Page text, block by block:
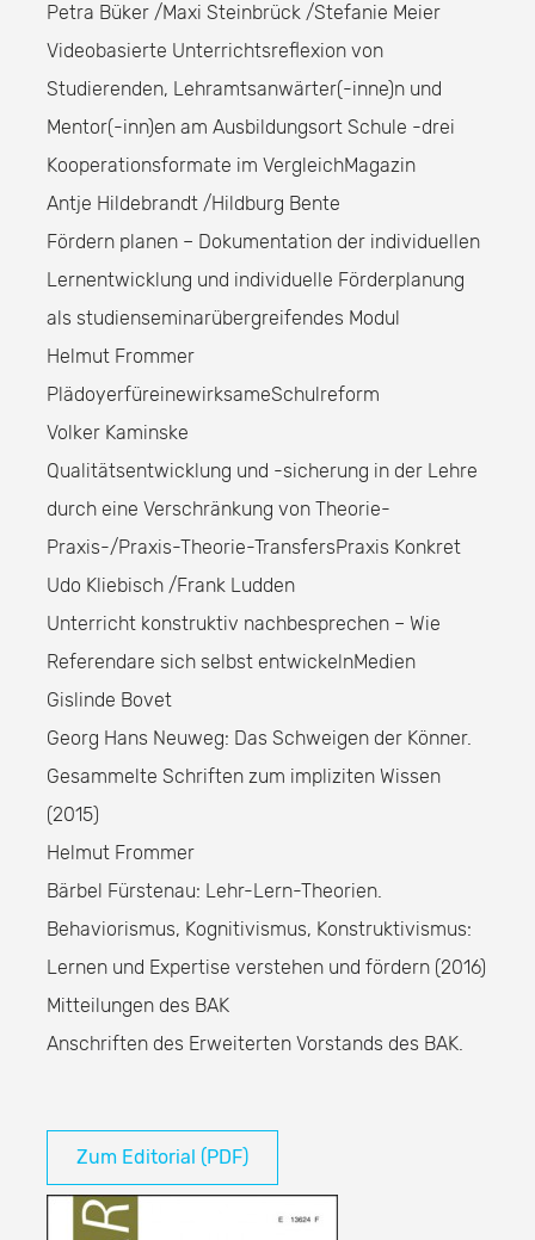
Petra Büker /Maxi Steinbrück /Stefanie Meier
Videobasierte Unterrichtsreflexion von
Studierenden, Lehramtsanwärter(-inne)n und
Mentor(-inn)en am Ausbildungsort Schule -drei
Kooperationsformate im VergleichMagazin
Antje Hildebrandt /Hildburg Bente
Fördern planen – Dokumentation der individuellen
Lernentwicklung und individuelle Förderplanung
als studienseminarübergreifendes Modul
Helmut Frommer
PlädoyerfüreinewirksameSchulreform
Volker Kaminske
Qualitätsentwicklung und -sicherung in der Lehre
durch eine Verschränkung von Theorie-
Praxis-/Praxis-Theorie-TransfersPraxis Konkret
Udo Kliebisch /Frank Ludden
Unterricht konstruktiv nachbesprechen – Wie
Referendare sich selbst entwickelnMedien
Gislinde Bovet
Georg Hans Neuweg: Das Schweigen der Könner.
Gesammelte Schriften zum impliziten Wissen
(2015)
Helmut Frommer
Bärbel Fürstenau: Lehr-Lern-Theorien.
Behaviorismus, Kognitivismus, Konstruktivismus:
Lernen und Expertise verstehen und fördern (2016)
Mitteilungen des BAK
Anschriften des Erweiterten Vorstands des BAK.
Zum Editorial (PDF)